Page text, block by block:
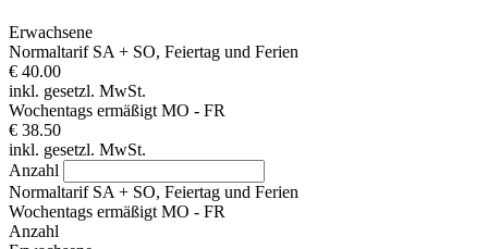
Erwachsene
Normaltarif SA + SO, Feiertag und Ferien
€ 40.00
inkl. gesetzl. MwSt.
Wochentags ermäßigt MO - FR
€ 38.50
inkl. gesetzl. MwSt.
Anzahl
Normaltarif SA + SO, Feiertag und Ferien
Wochentags ermäßigt MO - FR
Anzahl